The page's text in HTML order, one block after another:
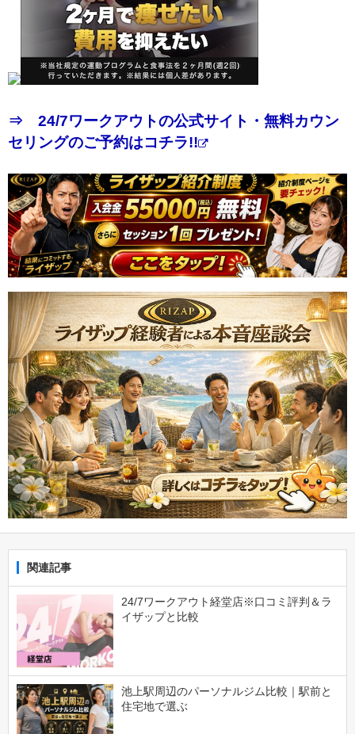
⇒ 24/7ワークアウトの公式サイト・無料カウン
セリングのご予約はコチラ!!
関連記事
24/7ワークアウト経堂店※口コミ評判＆ラ
イザップと比較
池上駅周辺のパーソナルジム比較｜駅前と
住宅地で選ぶ